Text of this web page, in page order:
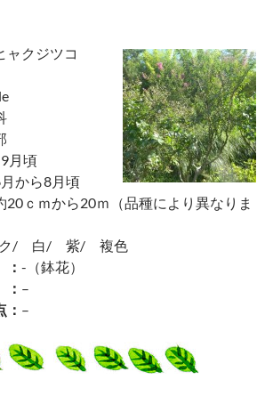
ャクジツコ
月頃
から8月頃
20ｃｍから20ｍ（品種により異なりま
/ 白/ 紫/ 複色
-（鉢花）
–
–